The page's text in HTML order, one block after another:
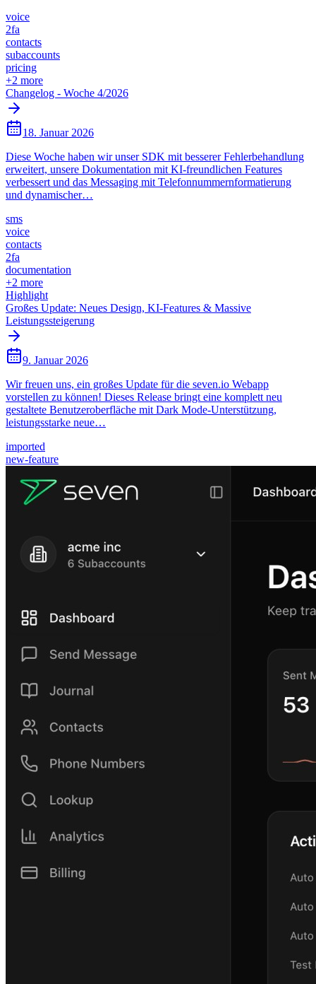
voice
2fa
contacts
subaccounts
pricing
+2 more
Changelog - Woche 4/2026
18. Januar 2026
Diese Woche haben wir unser SDK mit besserer Fehlerbehandlung
erweitert, unsere Dokumentation mit KI-freundlichen Features
verbessert und das Messaging mit Telefonnummernformatierung
und dynamischer…
sms
voice
contacts
2fa
documentation
+2 more
Highlight
Großes Update: Neues Design, KI-Features & Massive
Leistungssteigerung
9. Januar 2026
Wir freuen uns, ein großes Update für die seven.io Webapp
vorstellen zu können! Dieses Release bringt eine komplett neu
gestaltete Benutzeroberfläche mit Dark Mode-Unterstützung,
leistungsstarke neue…
imported
new-feature